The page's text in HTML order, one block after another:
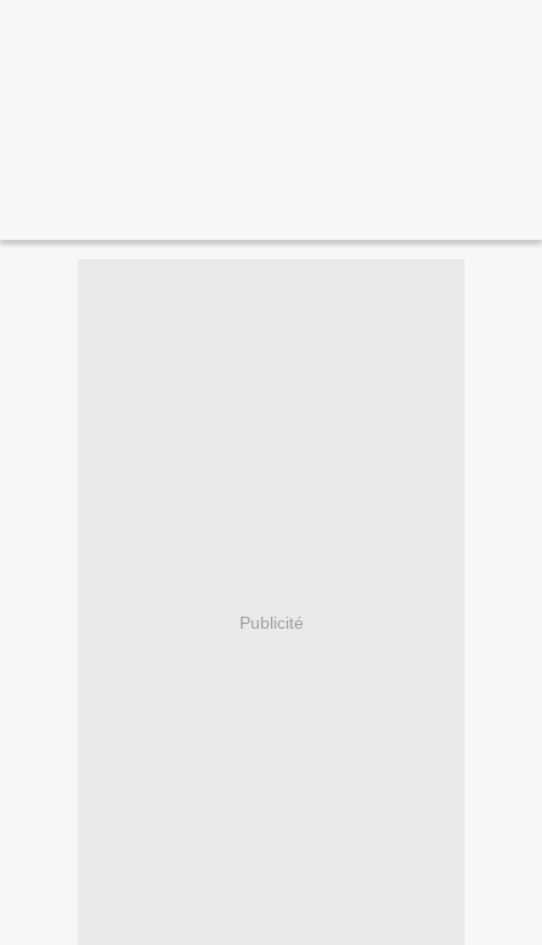
Publicité